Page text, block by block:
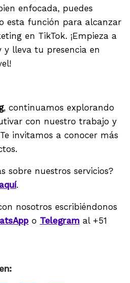
enfocada, puedes
esta función para alcanzar
en TikTok. ¡Empieza a
lleva tu presencia en
, continuamos explorando
con nuestro trabajo y
invitamos a conocer más
sobre nuestros servicios?
aquí.
nosotros escribiéndonos
o Telegram al +51